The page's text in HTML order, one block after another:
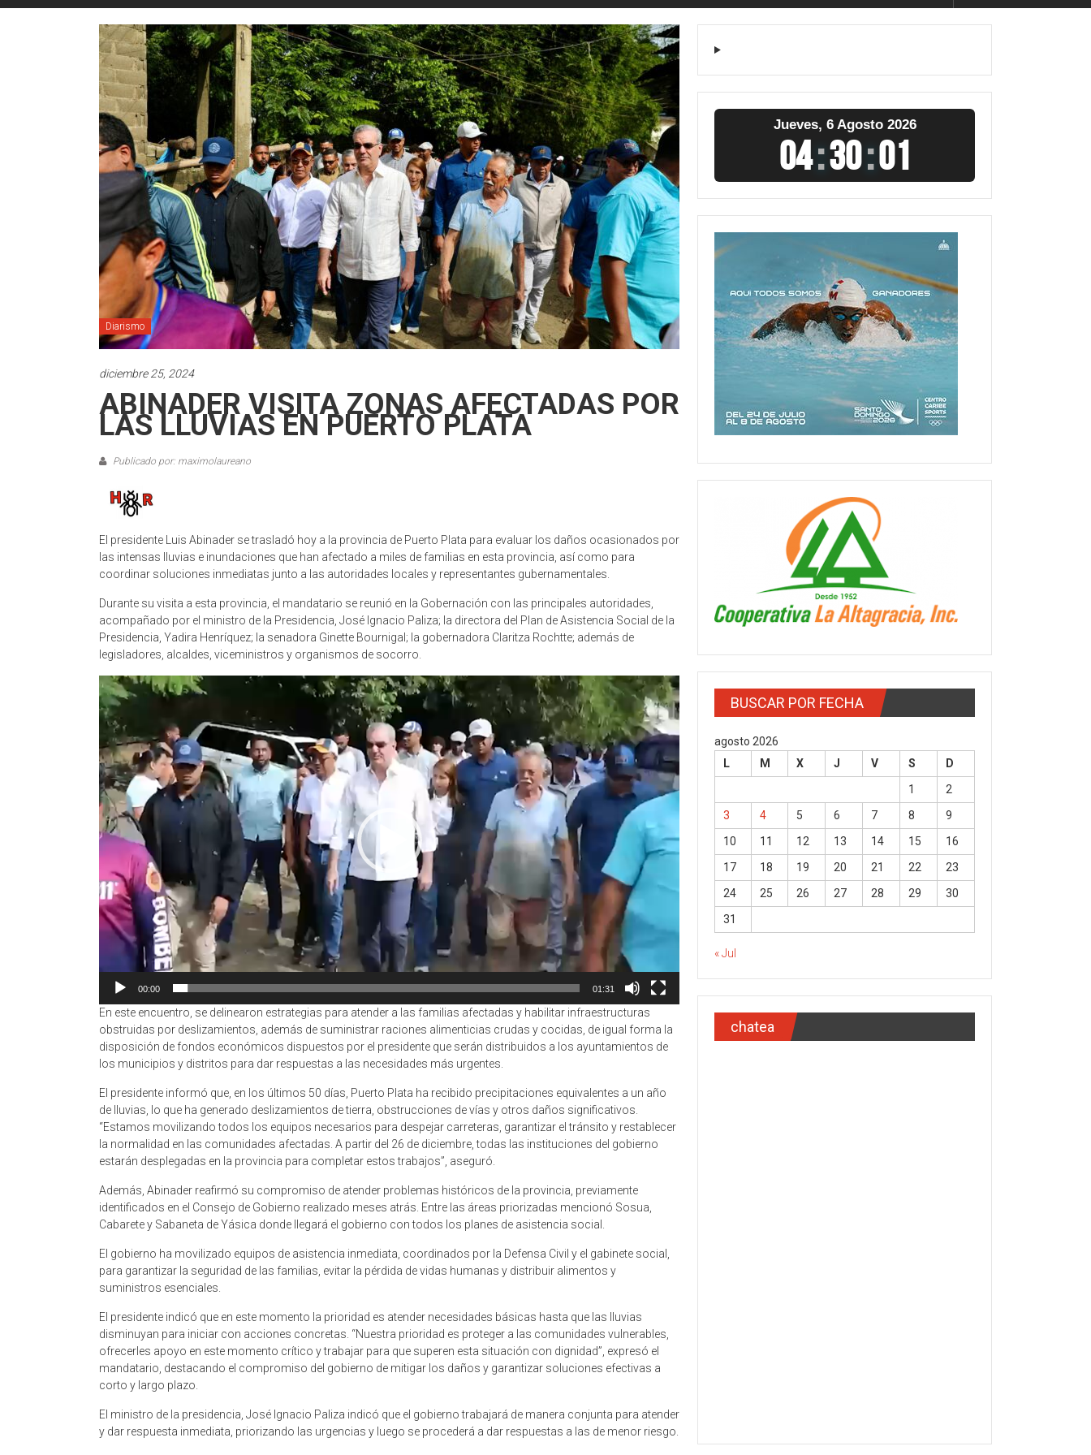
Diarismo
diciembre 25, 2024
ABINADER VISITA ZONAS AFECTADAS POR
LAS LLUVIAS EN PUERTO PLATA
Publicado por: maximolaureano
El presidente Luis Abinader se trasladó hoy a la provincia de Puerto Plata para evaluar los daños ocasionados por
las intensas lluvias e inundaciones que han afectado a miles de familias en esta provincia, así como para
coordinar soluciones inmediatas junto a las autoridades locales y representantes gubernamentales.
Durante su visita a esta provincia, el mandatario se reunió en la Gobernación con las principales autoridades,
acompañado por el ministro de la Presidencia, José Ignacio Paliza; la directora del Plan de Asistencia Social de la
Presidencia, Yadira Henríquez; la senadora Ginette Bournigal; la gobernadora Claritza Rochtte; además de
legisladores, alcaldes, viceministros y organismos de socorro.
Reproductor
de
vídeo
00:00 01:31
En este encuentro, se delinearon estrategias para atender a las familias afectadas y habilitar infraestructuras
obstruidas por deslizamientos, además de suministrar raciones alimenticias crudas y cocidas, de igual forma la
disposición de fondos económicos dispuestos por el presidente que serán distribuidos a los ayuntamientos de
los municipios y distritos para dar respuestas a las necesidades más urgentes.
El presidente informó que, en los últimos 50 días, Puerto Plata ha recibido precipitaciones equivalentes a un año
de lluvias, lo que ha generado deslizamientos de tierra, obstrucciones de vías y otros daños significativos.
“Estamos movilizando todos los equipos necesarios para despejar carreteras, garantizar el tránsito y restablecer
la normalidad en las comunidades afectadas. A partir del 26 de diciembre, todas las instituciones del gobierno
estarán desplegadas en la provincia para completar estos trabajos”, aseguró.
Además, Abinader reafirmó su compromiso de atender problemas históricos de la provincia, previamente
identificados en el Consejo de Gobierno realizado meses atrás. Entre las áreas priorizadas mencionó Sosua,
Cabarete y Sabaneta de Yásica donde llegará el gobierno con todos los planes de asistencia social.
El gobierno ha movilizado equipos de asistencia inmediata, coordinados por la Defensa Civil y el gabinete social,
para garantizar la seguridad de las familias, evitar la pérdida de vidas humanas y distribuir alimentos y
suministros esenciales.
El presidente indicó que en este momento la prioridad es atender necesidades básicas hasta que las lluvias
disminuyan para iniciar con acciones concretas. “Nuestra prioridad es proteger a las comunidades vulnerables,
ofrecerles apoyo en este momento crítico y trabajar para que superen esta situación con dignidad”, expresó el
mandatario, destacando el compromiso del gobierno de mitigar los daños y garantizar soluciones efectivas a
corto y largo plazo.
El ministro de la presidencia, José Ignacio Paliza indicó que el gobierno trabajará de manera conjunta para atender
y dar respuesta inmediata, priorizando las urgencias y luego se procederá a dar respuestas a las de menor riesgo.
Jueves, 6 Agosto 2026
04:30:02
BUSCAR POR FECHA
agosto 2026
L
M X J V S
D
1
2
3
4 5 6 7 8
9
10
11 12 13 14 15
16
17
18 19 20 21 22
23
24
25 26 27 28 29
30
31
« Jul
chatea